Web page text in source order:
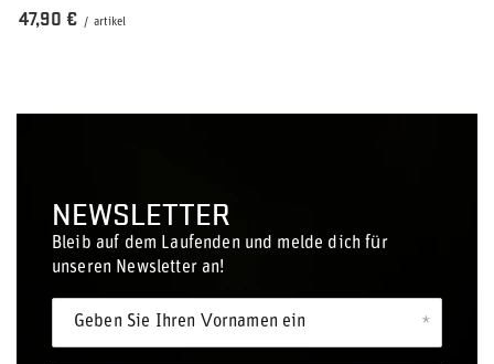
47,90 € / artikel
NEWSLETTER
Bleib auf dem Laufenden und melde dich für
unseren Newsletter an!
Geben Sie Ihren Vornamen ein